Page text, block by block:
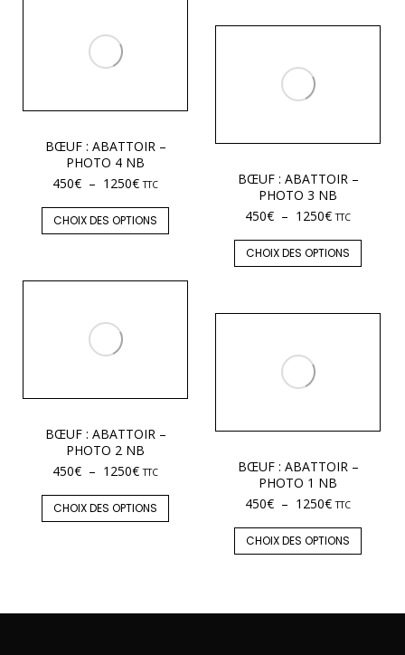
BŒUF : ABATTOIR –
PHOTO 4 NB
450€ – 1250€ TTC
CHOIX DES OPTIONS
BŒUF : ABATTOIR –
PHOTO 3 NB
450€ – 1250€ TTC
CHOIX DES OPTIONS
BŒUF : ABATTOIR –
PHOTO 2 NB
450€ – 1250€ TTC
CHOIX DES OPTIONS
BŒUF : ABATTOIR –
PHOTO 1 NB
450€ – 1250€ TTC
CHOIX DES OPTIONS